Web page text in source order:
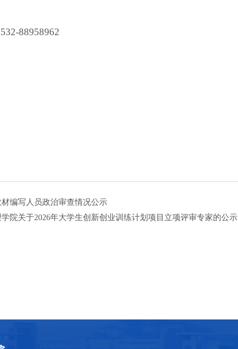
88958962
材编写人员政治审查情况公示
院关于2026年大学生创新创业训练计划项目立项评审专家的公示